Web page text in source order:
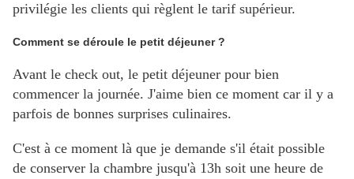
privilégie les clients qui règlent le tarif supérieur.
Comment se déroule le petit déjeuner ?
Avant le check out, le petit déjeuner pour bien
commencer la journée. J'aime bien ce moment car il y a
parfois de bonnes surprises culinaires.
C'est à ce moment là que je demande s'il était possible
de conserver la chambre jusqu'à 13h soit une heure de